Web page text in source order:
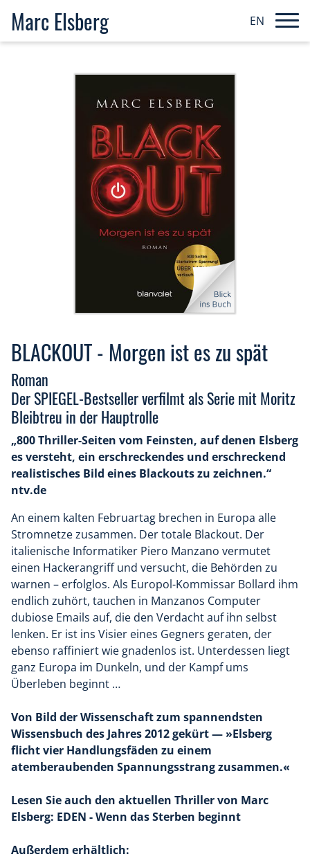
Marc Elsberg EN
BLACKOUT - Morgen ist es zu spät
Roman
Der SPIEGEL-Bestseller verfilmt als Serie mit Moritz
Bleibtreu in der Hauptrolle
„800 Thriller-Seiten vom Feinsten, auf denen Elsberg
es versteht, ein erschreckendes und erschreckend
realistisches Bild eines Blackouts zu zeichnen.“
ntv.de
An einem kalten Februartag brechen in Europa alle
Stromnetze zusammen. Der totale Blackout. Der
italienische Informatiker Piero Manzano vermutet
einen Hackerangriff und versucht, die Behörden zu
warnen – erfolglos. Als Europol-Kommissar Bollard ihm
endlich zuhört, tauchen in Manzanos Computer
dubiose Emails auf, die den Verdacht auf ihn selbst
lenken. Er ist ins Visier eines Gegners geraten, der
ebenso raffiniert wie gnadenlos ist. Unterdessen liegt
ganz Europa im Dunkeln, und der Kampf ums
Überleben beginnt …
Von Bild der Wissenschaft zum spannendsten
Wissensbuch des Jahres 2012 gekürt — »Elsberg
flicht vier Handlungsfäden zu einem
atemberaubenden Spannungsstrang zusammen.«
Lesen Sie auch den aktuellen Thriller von Marc
Elsberg: EDEN - Wenn das Sterben beginnt
Außerdem erhältlich: